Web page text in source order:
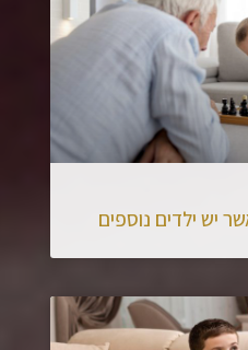
יש ילדים נוספים